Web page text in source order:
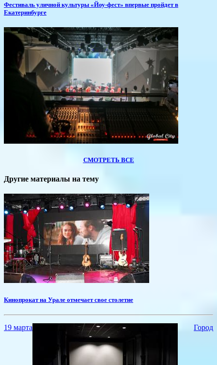
​Фестиваль уличной культуры «Йоу-фест» впервые пройдет в
Екатеринбурге
СМОТРЕТЬ ВСЕ
Другие материалы на тему
Кинопрокат на Урале отмечает свое столетие
19 марта Город